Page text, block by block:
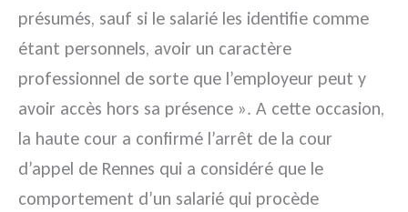
présumés, sauf si le salarié les identifie comme
étant personnels, avoir un caractère
professionnel de sorte que l’employeur peut y
avoir accès hors sa présence ». A cette occasion,
la haute cour a confirmé l’arrêt de la cour
d’appel de Rennes qui a considéré que le
comportement d’un salarié qui procède